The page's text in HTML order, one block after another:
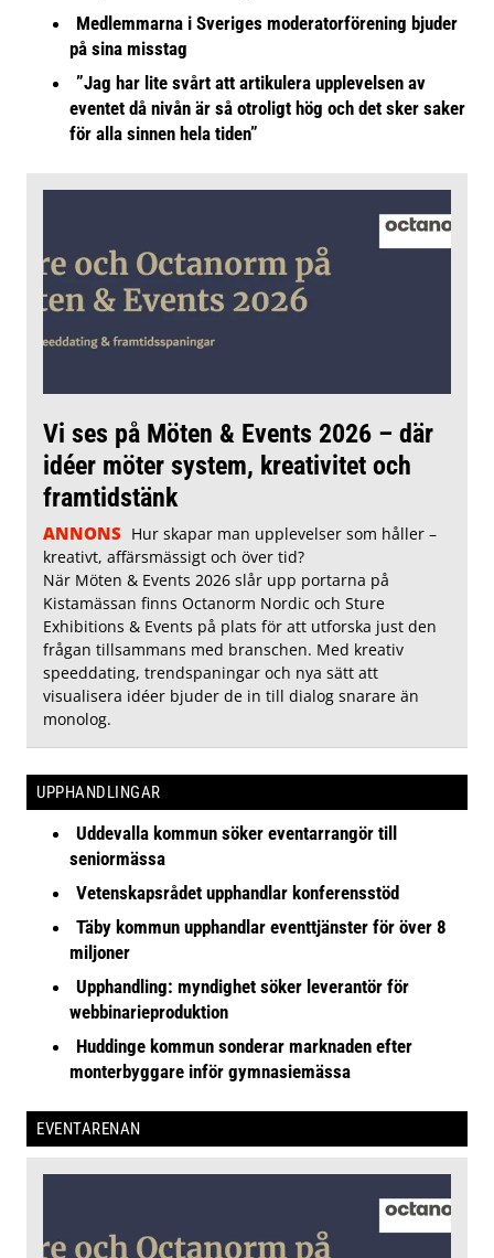
Medlemmarna i Sveriges moderatorförening bjuder
på sina misstag
”Jag har lite svårt att artikulera upplevelsen av
eventet då nivån är så otroligt hög och det sker saker
för alla sinnen hela tiden”
Vi ses på Möten & Events 2026 – där
idéer möter system, kreativitet och
framtidstänk
ANNONS Hur skapar man upplevelser som håller –
kreativt, affärsmässigt och över tid?
När Möten & Events 2026 slår upp portarna på
Kistamässan finns Octanorm Nordic och Sture
Exhibitions & Events på plats för att utforska just den
frågan tillsammans med branschen. Med kreativ
speeddating, trendspaningar och nya sätt att
visualisera idéer bjuder de in till dialog snarare än
monolog.
UPPHANDLINGAR
Uddevalla kommun söker eventarrangör till
seniormässa
Vetenskapsrådet upphandlar konferensstöd
Täby kommun upphandlar eventtjänster för över 8
miljoner
Upphandling: myndighet söker leverantör för
webbinarieproduktion
Huddinge kommun sonderar marknaden efter
monterbyggare inför gymnasiemässa
EVENTARENAN